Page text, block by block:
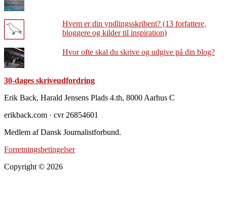
Hvem er din yndlingsskribent? (13 forfattere,
bloggere og kilder til inspiration)
Hvor ofte skal du skrive og udgive på din blog?
30-dages skriveudfordring
Footer
Erik Back, Harald Jensens Plads 4.th, 8000 Aarhus C
erikback.com · cvr 26854601
Medlem af Dansk Journalistforbund.
Forretningsbetingelser
Copyright © 2026